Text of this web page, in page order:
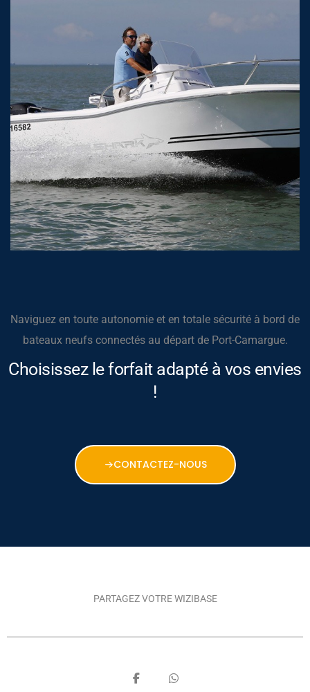
Naviguez en toute autonomie et en totale sécurité à bord de
bateaux neufs connectés au départ de Port-Camargue.
Choisissez le forfait adapté à vos envies
!
CONTACTEZ-NOUS
PARTAGEZ VOTRE WIZIBASE